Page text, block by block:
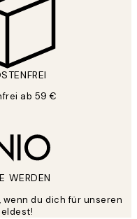
ab 59 €
WERDEN
wenn du dich für unseren